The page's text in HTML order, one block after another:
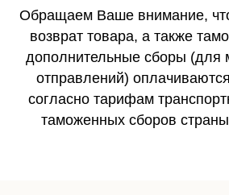
Обращаем Ваше внимание,
возврат товара, а также
дополнительные сборы (для
отправлений)
согласно тарифам
таможенных сборов